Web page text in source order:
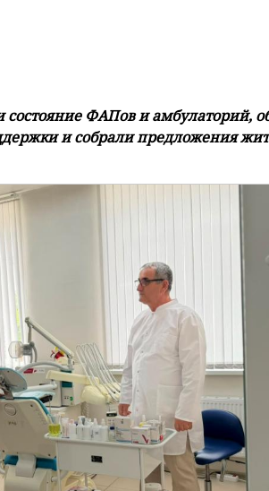
ФАПов и амбулаторий,
и собрали предложения